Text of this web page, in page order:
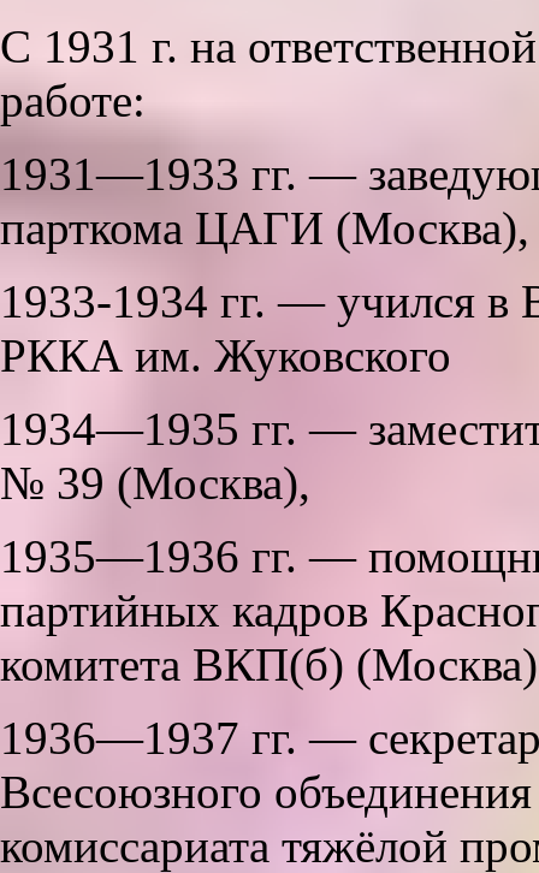
С 1931 г. на
работе:
1931—1933 гг. —
парткома ЦАГИ (Москва),
1933-1934 гг. — учился в
РККА им. Жуковского
1934—1935 гг. —
№ 39 (Москва),
1935—1936 гг. —
партийных кадров
комитета ВКП(б)
1936—1937 гг. —
Всесоюзного
комиссариата тяжёлой